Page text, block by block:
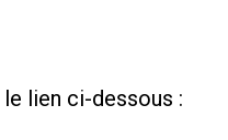
lien ci-dessous :